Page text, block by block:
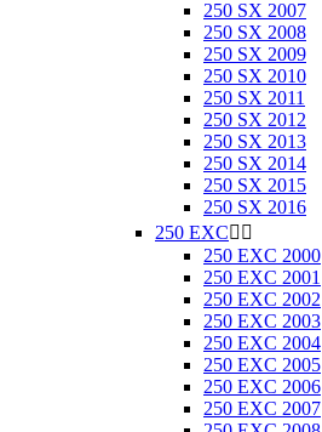
250 SX 2007
250 SX 2008
250 SX 2009
250 SX 2010
250 SX 2011
250 SX 2012
250 SX 2013
250 SX 2014
250 SX 2015
250 SX 2016
250 EXC 
250 EXC 2000
250 EXC 2001
250 EXC 2002
250 EXC 2003
250 EXC 2004
250 EXC 2005
250 EXC 2006
250 EXC 2007